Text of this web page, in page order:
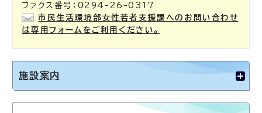
ファクス番号：0294-26-0317
市民生活環境部女性若者支援課へのお問い合わせ
は専用フォームをご利用ください。
施設案内